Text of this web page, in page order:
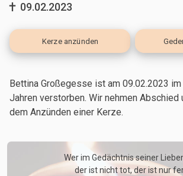
09.02.2023
Kerze anzünden
Bettina Großegesse ist am 09.02.2023
Jahrenverstorben. Wir nehmen Abschied
dem Anzünden einer Kerze.
Wer im Gedächtnis seiner
der ist nicht tot, der ist nur